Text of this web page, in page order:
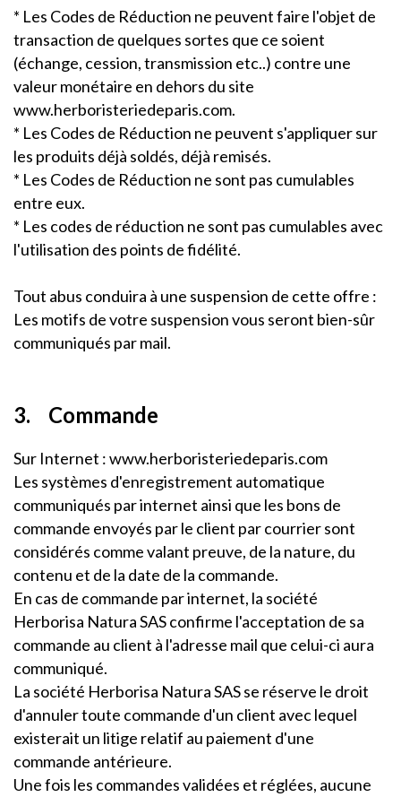
* Les Codes de Réduction ne peuvent faire l'objet de
transaction de quelques sortes que ce soient
(échange, cession, transmission etc..) contre une
valeur monétaire en dehors du site
www.herboristeriedeparis.com.
* Les Codes de Réduction ne peuvent s'appliquer sur
les produits déjà soldés, déjà remisés.
* Les Codes de Réduction ne sont pas cumulables
entre eux.
* Les codes de réduction ne sont pas cumulables avec
l'utilisation des points de fidélité.
Tout abus conduira à une suspension de cette offre :
Les motifs de votre suspension vous seront bien-sûr
communiqués par mail.
3. Commande
Sur Internet : www.herboristeriedeparis.com
Les systèmes d'enregistrement automatique
communiqués par internet ainsi que les bons de
commande envoyés par le client par courrier sont
considérés comme valant preuve, de la nature, du
contenu et de la date de la commande.
En cas de commande par internet, la société
Herborisa Natura SAS confirme l'acceptation de sa
commande au client à l'adresse mail que celui-ci aura
communiqué.
La société Herborisa Natura SAS se réserve le droit
d'annuler toute commande d'un client avec lequel
existerait un litige relatif au paiement d'une
commande antérieure.
Une fois les commandes validées et réglées, aucune